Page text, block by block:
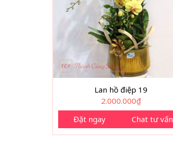
Lan hồ điệp 19
2.000.000₫
Đặt ngay
Chat tư vấn